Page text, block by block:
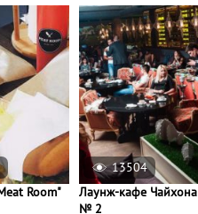
Room"
13504
Лаунж-кафе Чайхона
№ 2